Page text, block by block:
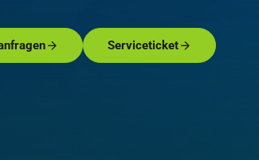
Serviceticket